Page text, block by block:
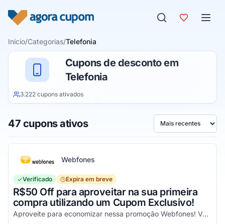
Início/Categorias/Telefonia
Cupons de desconto em
Telefonia
3.222 cupons ativados
47 cupons ativos Ordenar por
Webfones
Verificado Expira em breve
R$50 Off para aproveitar na sua primeira
compra utilizando um Cupom Exclusivo!
Aproveite para economizar nessa promoção Webfones! Válido em compras de valor acima de R$750!